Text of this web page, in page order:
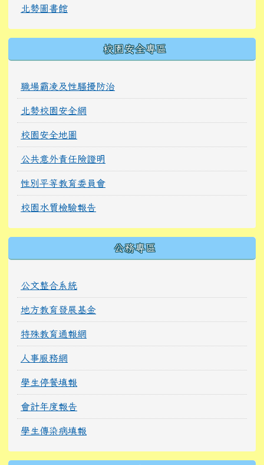
北勢圖書館
校園安全專區
職場霸凌及性騷擾防治
北勢校園安全網
校園安全地圖
公共意外責任險證明
性別平等教育委員會
校園水質檢驗報告
公務專區
公文整合系統
地方教育發展基金
特殊教育通報網
人事服務網
學生停餐填報
會計年度報告
學生傳染病填報